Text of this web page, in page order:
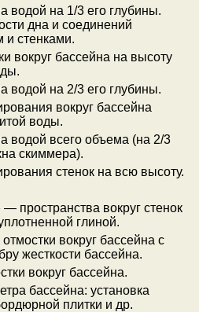
водой на 1/3 его глубины.
дна и соединений
и стенками.
вокруг бассейна на высоту
водой на 2/3 его глубины.
вокруг бассейна
воды.
водой всего объема (на 2/3
скиммера).
стенок на всю высоту.
пространства вокруг стенок
глиной.
вокруг бассейна с
жесткости бассейна.
вокруг бассейна.
бассейна: установка
плитки и др.